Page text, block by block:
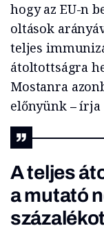
hogy az EU-n
oltások
teljes
átoltottságra
Mostanra
előnyünk –írja
A teljes
a mutató